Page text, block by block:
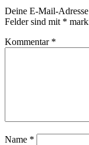
Deine E-Mail-
Felder sind mit *
Kommentar *
Name *